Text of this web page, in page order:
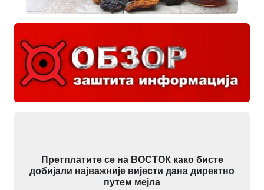
Претплатите се на ВОСТОК како бисте
добијали најважније вијести дана директно
путем мејла